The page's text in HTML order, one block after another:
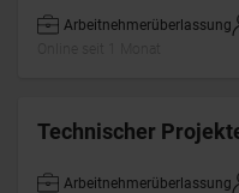
Arbeitnehmerüberlassung
Technischer
Arbeitnehmerüberlassung